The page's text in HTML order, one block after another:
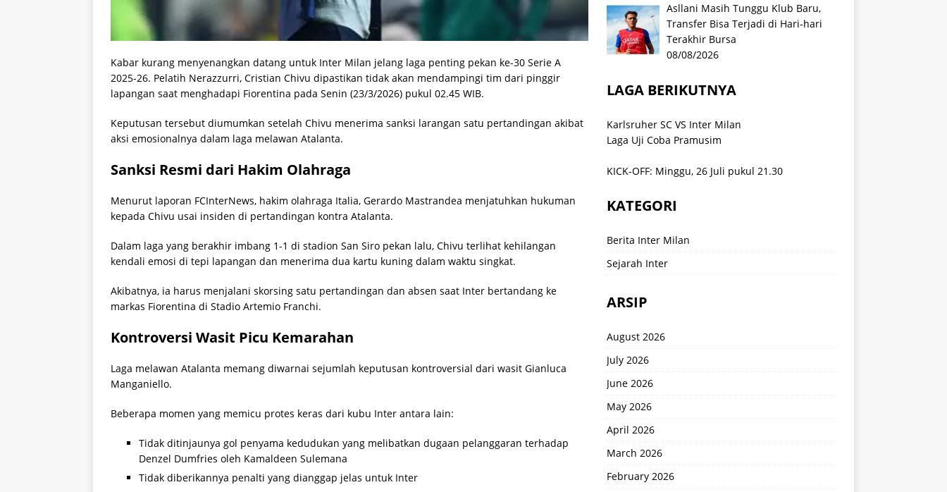
Kabar kurang menyenangkan datang untuk Inter Milan jelang laga penting pekan ke-30 Serie A
2025-26. Pelatih Nerazzurri, Cristian Chivu dipastikan tidak akan mendampingi tim dari pinggir
lapangan saat menghadapi Fiorentina pada Senin (23/3/2026) pukul 02.45 WIB.
Keputusan tersebut diumumkan setelah Chivu menerima sanksi larangan satu pertandingan akibat
aksi emosionalnya dalam laga melawan Atalanta.
Sanksi Resmi dari Hakim Olahraga
Menurut laporan FCInterNews, hakim olahraga Italia, Gerardo Mastrandea menjatuhkan hukuman
kepada Chivu usai insiden di pertandingan kontra Atalanta.
Dalam laga yang berakhir imbang 1-1 di stadion San Siro pekan lalu, Chivu terlihat kehilangan
kendali emosi di tepi lapangan dan menerima dua kartu kuning dalam waktu singkat.
Akibatnya, ia harus menjalani skorsing satu pertandingan dan absen saat Inter bertandang ke
markas Fiorentina di Stadio Artemio Franchi.
Kontroversi Wasit Picu Kemarahan
Laga melawan Atalanta memang diwarnai sejumlah keputusan kontroversial dari wasit Gianluca
Manganiello.
Beberapa momen yang memicu protes keras dari kubu Inter antara lain:
Tidak ditinjaunya gol penyama kedudukan yang melibatkan dugaan pelanggaran terhadap
Denzel Dumfries oleh Kamaldeen Sulemana
Tidak diberikannya penalti yang dianggap jelas untuk Inter
Asllani Masih Tunggu Klub Baru,
Transfer Bisa Terjadi di Hari-hari
Terakhir Bursa
08/08/2026
LAGA BERIKUTNYA
Karlsruher SC VS Inter Milan
Laga Uji Coba Pramusim
KICK-OFF: Minggu, 26 Juli pukul 21.30
KATEGORI
Berita Inter Milan
Sejarah Inter
ARSIP
August 2026
July 2026
June 2026
May 2026
April 2026
March 2026
February 2026